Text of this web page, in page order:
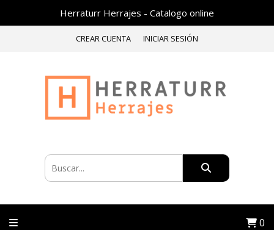
Herraturr Herrajes - Catalogo online
CREAR CUENTA INICIAR SESIÓN
0